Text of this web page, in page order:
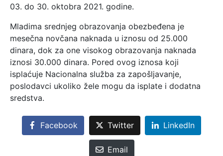
03. do 30. oktobra 2021. godine.
Mladima srednjeg obrazovanja obezbeđena je
mesečna novčana naknada u iznosu od 25.000
dinara, dok za one visokog obrazovanja naknada
iznosi 30.000 dinara. Pored ovog iznosa koji
isplaćuje Nacionalna služba za zapošljavanje,
poslodavci ukoliko žele mogu da isplate i dodatna
sredstva.
Facebook Twitter LinkedIn
Email